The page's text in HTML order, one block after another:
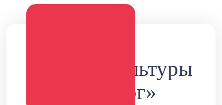
Дворец культуры
«Металлург»